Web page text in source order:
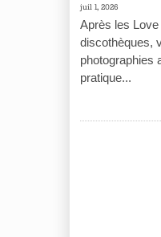
juil 1, 2026
Après les
discothèques,
photographies
pratique...